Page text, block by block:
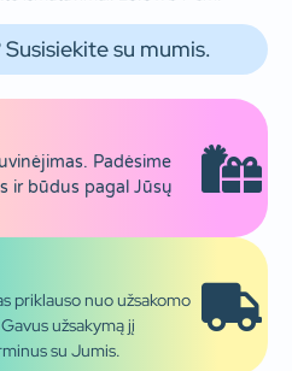
su mumis.
Padėsime
ir būdus pagal Jūsų
priklauso nuo užsakomo
užsakymą jį
su Jumis.